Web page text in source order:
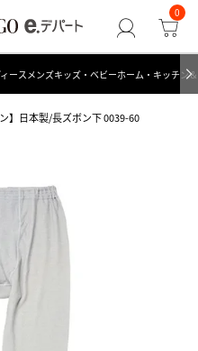
0
ース メンズキッズ・ベビーホーム・キッチン
】日本製/長ズボン下 0039-60